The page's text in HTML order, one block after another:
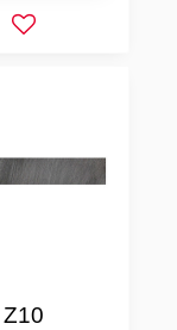
Lägg till i
Z10